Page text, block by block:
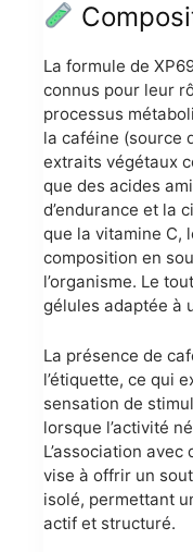
La formule de
connus pour leur
processus
la caféine (source
extraits végétaux
que des acides
d’endurance et la
que la vitamine C,
composition en
l’organisme. Le
gélules adaptée à
La présence de
l’étiquette, ce qui
sensation de
lorsque l’activité
L’association
vise à offrir un
isolé, permettant
actif et structuré.